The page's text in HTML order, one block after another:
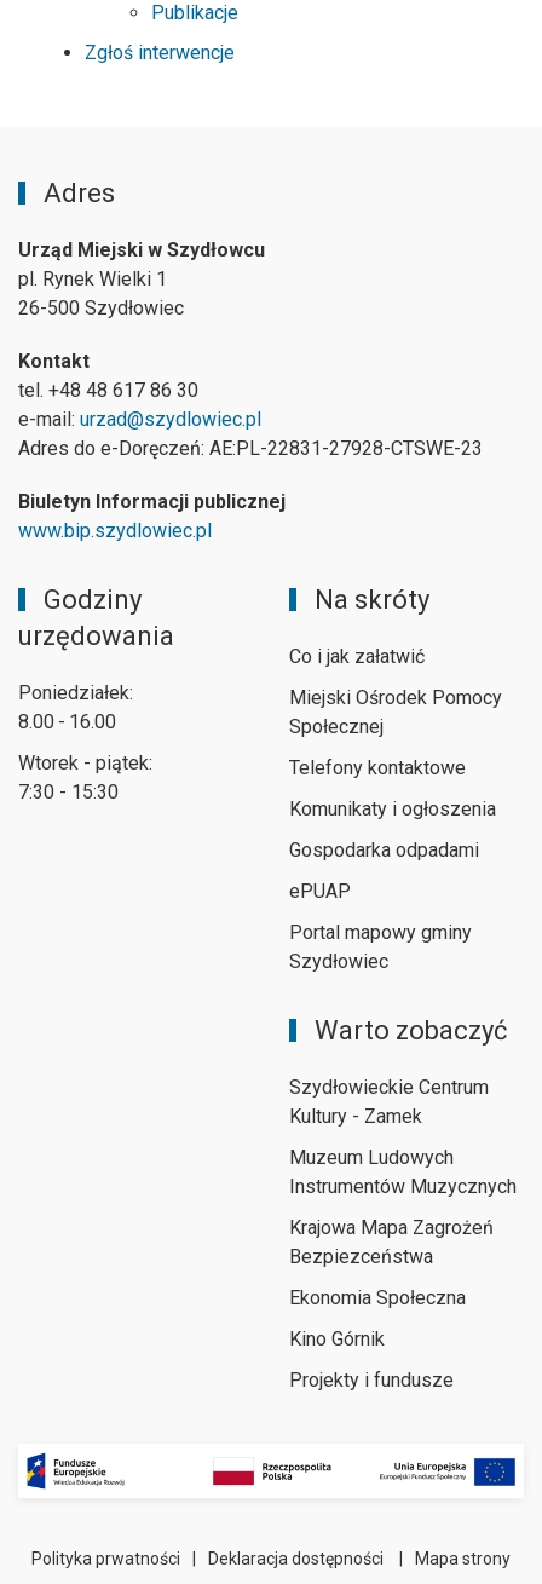
Publikacje
Zgłoś interwencje
Adres
Urząd Miejski w Szydłowcu
pl. Rynek Wielki 1
26-500 Szydłowiec
Kontakt
tel. +48 48 617 86 30
e-mail: urzad@szydlowiec.pl
Adres do e-Doręczeń: AE:PL-22831-27928-CTSWE-23
Biuletyn Informacji publicznej
www.bip.szydlowiec.pl
Godziny
urzędowania
Poniedziałek:
8.00 - 16.00
Wtorek - piątek:
7:30 - 15:30
Na skróty
Co i jak załatwić
Miejski Ośrodek Pomocy
Społecznej
Telefony kontaktowe
Komunikaty i ogłoszenia
Gospodarka odpadami
ePUAP
Portal mapowy gminy
Szydłowiec
Warto zobaczyć
Szydłowieckie Centrum
Kultury - Zamek
Muzeum Ludowych
Instrumentów Muzycznych
Krajowa Mapa Zagrożeń
Bezpiezceństwa
Ekonomia Społeczna
Kino Górnik
Projekty i fundusze
Polityka prwatności Deklaracja dostępności Mapa strony